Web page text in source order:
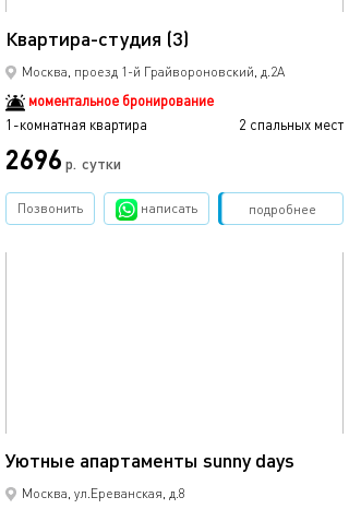
Квартира-студия (3)
Москва, проезд 1-й Грайвороновский, д.2А
моментальное бронирование
1-комнатная квартира
2 спальных мест
2696 р. сутки
подробнее
Позвонить написать Забронировать
Уютные апартаменты sunny days
Москва, ул.Ереванская, д.8